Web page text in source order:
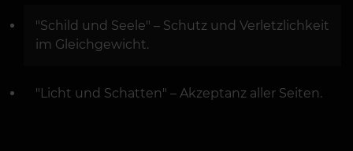
"Schild und Seele" – Schutz und Verletzlichkeit
im Gleichgewicht.
"Licht und Schatten" – Akzeptanz aller Seiten.